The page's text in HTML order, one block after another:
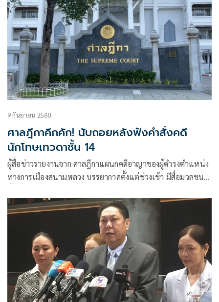
9 กันยายน 2568
ศาลฎีกาคึกคัก! นับถอยหลังฟังคำสั่งคดี
นักโทษเทวดาชั้น 14
ผู้สื่อข่าวรายงานจาก ศาลฎีกาแผนกคดีอาญาของผู้ดำรงตำแหน่ง
ทางการเมืองสนามหลวง บรรยากาศตั้งแต่ช่วงเช้า มีสื่อมวลชน